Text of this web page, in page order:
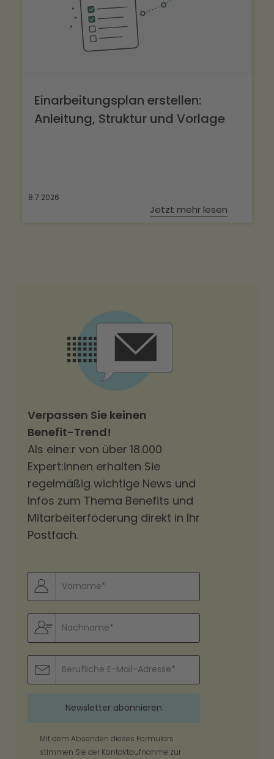
Einarbeitungsplan erstellen:
Anleitung, Struktur und Vorlage
8.7.2026
Jetzt mehr lesen
Verpassen Sie keinen
Benefit-Trend!
Als eine:r von über 18.000
Expert:innen erhalten Sie
regelmäßig wichtige News und
Infos zum Thema Benefits und
Mitarbeiterföderung direkt in Ihr
Postfach.
Mit dem Absenden dieses Formulars
stimmen Sie der Kontaktaufnahme zur